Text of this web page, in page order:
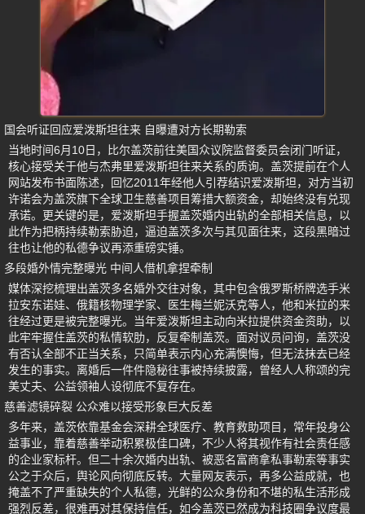
国会听证回应爱泼斯坦往来 自曝遭对方长期勒索
当地时间6月10日，比尔盖茨前往美国众议院监督委员会闭门听证，
核心接受关于他与杰弗里爱泼斯坦往来关系的质询。盖茨提前在个人
网站发布书面陈述，回忆2011年经他人引荐结识爱泼斯坦，对方当初
许诺会为盖茨旗下全球卫生慈善项目筹措大额资金，却始终没有兑现
承诺。更关键的是，爱泼斯坦手握盖茨婚内出轨的全部相关信息，以
此作为把柄持续勒索胁迫，逼迫盖茨多次与其见面往来，这段黑暗过
往也让他的私德争议再添重磅实锤。
多段婚外情完整曝光 中间人借机拿捏牵制
媒体深挖梳理出盖茨多名婚外交往对象，其中包含俄罗斯桥牌选手米
拉安东诺娃、俄籍核物理学家、医生梅兰妮沃克等人，他和米拉的来
往经过更是被完整曝光。当年爱泼斯坦主动向米拉提供资金资助，以
此牢牢握住盖茨的私情软肋，反复牵制盖茨。面对议员问询，盖茨没
有否认全部不正当关系，只简单表示内心充满懊悔，但无法抹去已经
发生的事实。离婚后一件件隐秘往事被持续披露，曾经人人称颂的完
美丈夫、公益领袖人设彻底不复存在。
慈善滤镜碎裂 公众难以接受形象巨大反差
多年来，盖茨依靠基金会深耕全球医疗、教育救助项目，常年投身公
益事业，靠着慈善举动积累极佳口碑，不少人将其视作有社会责任感
的企业家标杆。但二十余次婚内出轨、被恶名富商拿私事勒索等事实
公之于众后，舆论风向彻底反转。大量网友表示，再多公益成就，也
掩盖不了严重缺失的个人私德，光鲜的公众身份和不堪的私生活形成
强烈反差，很难再对其保持信任，如今盖茨已然成为科技圈争议度最